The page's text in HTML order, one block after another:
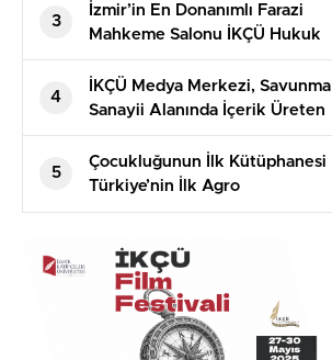
3
İzmir’in En Donanımlı Farazi
Mahkeme Salonu İKÇÜ Hukuk
Fakültesi’nde Açıldı
4
İKÇÜ Medya Merkezi, Savunma
Sanayii Alanında İçerik Üreten
Kaner Kurt’u Ağırladı
5
Çocukluğunun İlk Kütüphanesi
Türkiye’nin İlk Agro
Kütüphanesi Oldu